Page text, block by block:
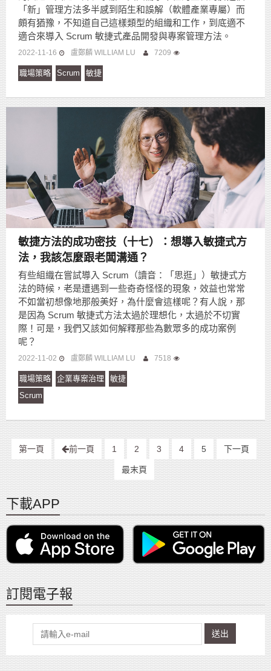
「新」管理方法多半感到陌生和誤解（軟體產業專屬）而
頗有猶豫，不知道自己這樣類型的組織和工作，到底適不
適合來導入 Scrum 敏捷式產品開發與專案管理方法。
2022-11-16 盧鄭麟 WILLIAM LU 7209
職場策略 Scrum 敏捷
敏捷方法的成功密技（十七）：想導入敏捷式方
法，我該怎麼跟老闆溝通？
有些組織在嘗試導入 Scrum（讀音：「思逛」）敏捷式方
法的時候，老是遭遇到一些奇奇怪怪的現象，效益也常常
不如當初想像地那般美好，為什麼會這樣呢？有人說，那
是因為 Scrum 敏捷式方法太過於理想化，太過於不切實
際！可是，我們又該如何解釋那些為數眾多的成功案例
呢？
2022-11-02 盧鄭麟 WILLIAM LU 7518
職場策略 企業專案治理
敏捷
Scrum
第一頁 前一頁 1 2 3 4 5 下一頁
最末頁
下載APP
訂閱電子報
送出